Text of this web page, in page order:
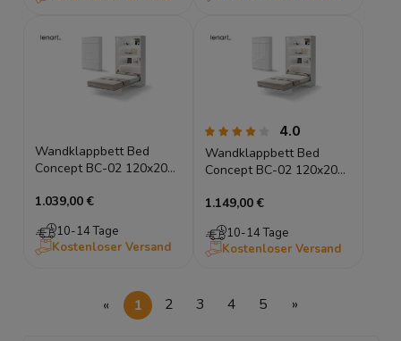
Wandklappbett Bed
Concept BC-02 120x200
Lenart Gästebett Weiß
1.039,00 €
10-14 Tage
Kostenloser Versand
4.0
Wandklappbett Bed
Concept BC-02 120x200
Lenart Gästebett Weiß
Hochglanz
1.149,00 €
10-14 Tage
Kostenloser Versand
« 1 2 3 4 5 »